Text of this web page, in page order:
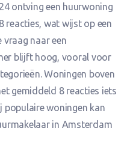
ontving een huurwoning
reacties, wat wijst op een
vraag naar een
blijft hoog, vooral voor
Woningen boven
gemiddeld 8 reacties iets
populaire woningen kan
in Amsterdam